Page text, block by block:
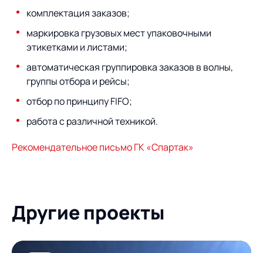
комплектация заказов;
маркировка грузовых мест упаковочными
этикетками и листами;
автоматическая группировка заказов в волны,
группы отбора и рейсы;
отбор по принципу FIFO;
работа с различной техникой.
Рекомендательное письмо ГК «Спартак»
Другие проекты